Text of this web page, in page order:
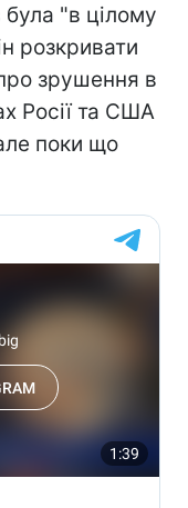
"в цілому
розкривати
зрушення в
Росії та США
поки що